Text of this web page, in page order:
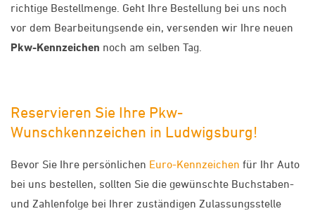
richtige Bestellmenge. Geht Ihre Bestellung bei uns noch
vor dem Bearbeitungsende ein, versenden wir Ihre neuen
Pkw-Kennzeichen noch am selben Tag.
Reservieren Sie Ihre Pkw-
Wunschkennzeichen in Ludwigsburg!
Bevor Sie Ihre persönlichen Euro-Kennzeichen für Ihr Auto
bei uns bestellen, sollten Sie die gewünschte Buchstaben-
und Zahlenfolge bei Ihrer zuständigen Zulassungsstelle